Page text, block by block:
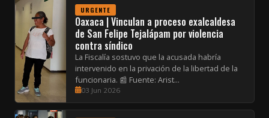
URGENTE
Oaxaca | Vinculan a proceso exalcaldesa
de San Felipe Tejalápam por violencia
contra síndico
La Fiscalía sostuvo que la acusada habría
intervenido en la privación de la libertad de la
funcionaria. 📰 Fuente: Arist...
03 Jun 2026